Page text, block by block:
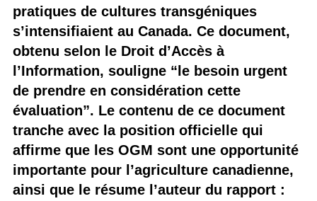
pratiques de cultures transgéniques
s’intensifiaient au Canada. Ce document,
obtenu selon le Droit d’Accès à
l’Information, souligne “le besoin urgent
de prendre en considération cette
évaluation”. Le contenu de ce document
tranche avec la position officielle qui
affirme que les OGM sont une opportunité
importante pour l’agriculture canadienne,
ainsi que le résume l’auteur du rapport :